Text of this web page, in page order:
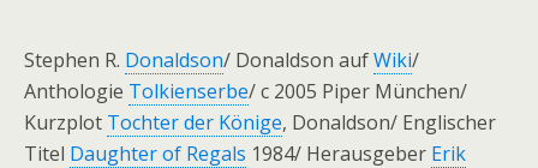
Stephen R. Donaldson/ Donaldson aufWiki/
Anthologie Tolkienserbe/ c 2005 Piper München/
Kurzplot Tochter der Könige, Donaldson/ Englischer
Titel Daughter of Regals 1984/ Herausgeber Erik